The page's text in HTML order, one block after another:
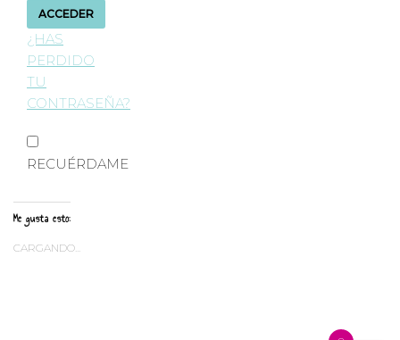
¿HAS
PERDIDO
TU
CONTRASEÑA?
RECUÉRDAME
Me gusta esto:
CARGANDO...